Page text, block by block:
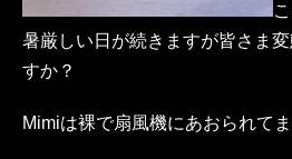
暑厳しい日が続きますが皆さま
すか？
Mimiは裸で扇風機にあおられてま